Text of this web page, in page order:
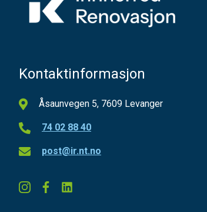
Kontaktinformasjon
Åsaunvegen 5, 7609 Levanger
74 02 88 40
post@ir.nt.no